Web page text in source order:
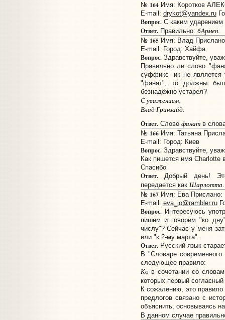
№ 164Имя: Коротков
E-mail: drykot@yandex.ru
Вопрос.С каким ударением
Ответ.Правильно: бАрмен.
№ 165Имя: Влад
E-mail: Город: Хайфа
Вопрос.Здравствуйте,
Правильно ли слово
суффикс -ик не является
"фанат", то должны
безнадёжно устарел?
С уважением,
Влад Гринзайд.
Ответ.Слово фанатв
№ 166Имя: Татьяна
E-mail: Город: Киев
Вопрос.Здравствуйте,
Как пишется имя Charlotte
Спасибо
Ответ.Добрый день!
передается как Шарлотта.
№ 167Имя: Ева Прислано:
E-mail: eva_io@rambler.ru
Вопрос.Интересуюсь
пишем и говорим "ко
числу"? Сейчас у меня
или "к 2-му марта".
Ответ.Русский язык
В "Словаре
следующее правило:
Ко в сочетании со
которых первый согласный
К сожалению, это правило
предлогов связано с
объяснить, основываясь
В данном случае